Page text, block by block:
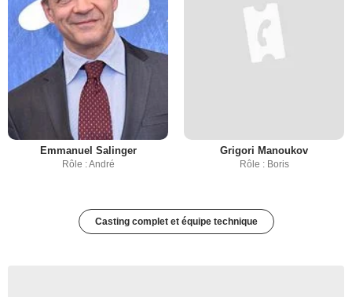
Emmanuel Salinger
Rôle : André
Grigori Manoukov
Rôle : Boris
Casting complet et équipe technique